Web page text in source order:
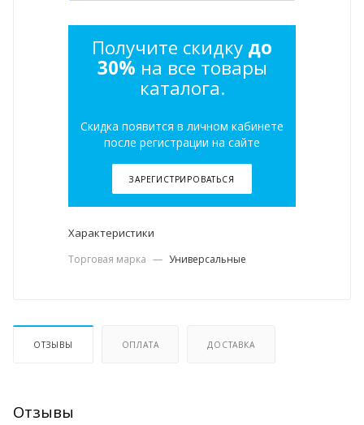
Получите скидку до
30% на все товары
каталога.
Скидка появится в личном кабинете
после регистрации на сайте
ЗАРЕГИСТРИРОВАТЬСЯ
Характеристики
Торговая марка — Универсальные
ОТЗЫВЫ ОПЛАТА ДОСТАВКА
Отзывы